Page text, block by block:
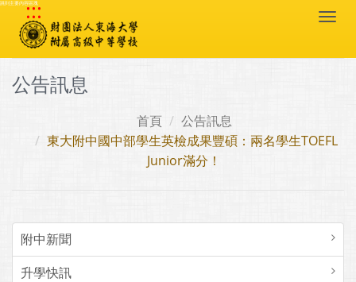
跳到主要內容區塊
:::
公告訊息
首頁
公告訊息
東大附中國中部學生英檢成果豐碩：兩名學生TOEFL
Junior滿分！
附中新聞
升學快訊